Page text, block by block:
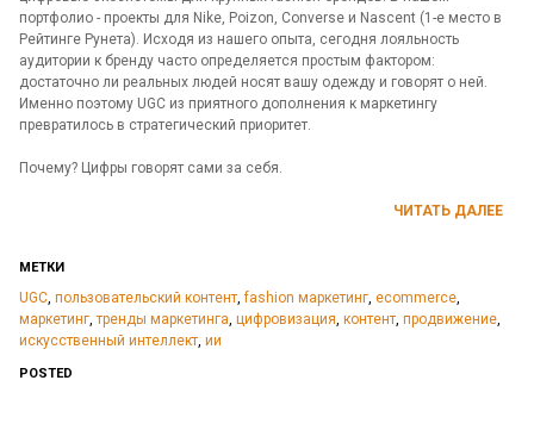
портфолио - проекты для Nike, Poizon, Converse и Nascent (1-е место в
Рейтинге Рунета). Исходя из нашего опыта, сегодня лояльность
аудитории к бренду часто определяется простым фактором:
достаточно ли реальных людей носят вашу одежду и говорят о ней.
Именно поэтому UGC из приятного дополнения к маркетингу
превратилось в стратегический приоритет.
Почему? Цифры говорят сами за себя.
ЧИТАТЬ ДАЛЕЕ
МЕТКИ
UGC пользовательский контент fashion маркетинг ecommerce
маркетинг тренды маркетинга цифровизация контент продвижение
искусственный интеллект ии
POSTED